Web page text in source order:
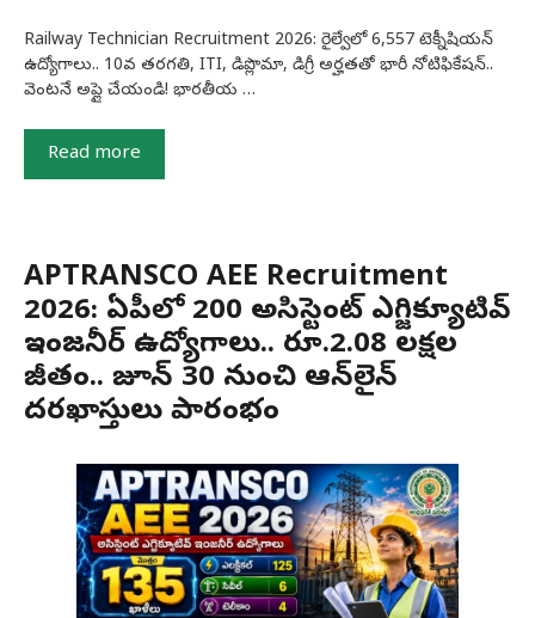
Railway Technician Recruitment 2026: రైల్వేలో 6,557 టెక్నీషియన్
ఉద్యోగాలు.. 10వ తరగతి, ITI, డిప్లొమా, డిగ్రీ అర్హతతో భారీ నోటిఫికేషన్..
వెంటనే అప్లై చేయండి! భారతీయ …
Read more
APTRANSCO AEE Recruitment
2026: ఏపీలో 200 అసిస్టెంట్ ఎగ్జిక్యూటివ్
ఇంజనీర్ ఉద్యోగాలు.. రూ.2.08 లక్షల
జీతం.. జూన్ 30 నుంచి ఆన్‌లైన్
దరఖాస్తులు ప్రారంభం